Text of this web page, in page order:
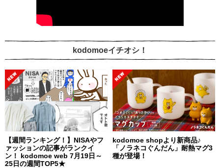
kodomoeイチオシ！
【週間ランキング！】NISAやフ
ァッションの記事がランクイ
ン！ kodomoe web 7月19日～
25日の週間TOP5★
kodomoe shopより新商品♪
「ノラネコぐんだん」耐熱マグ3
種が登場！